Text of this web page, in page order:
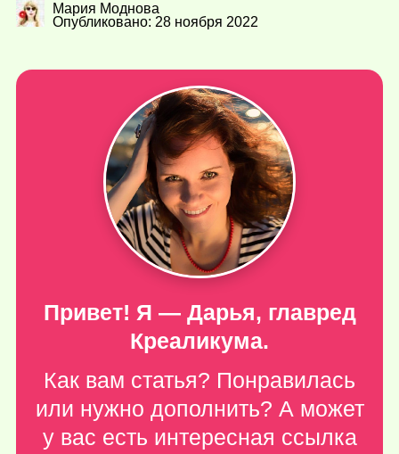
Мария Моднова
Опубликовано: 28 ноября 2022
Привет! Я — Дарья, главред
Креаликума.
Как вам статья? Понравилась
или нужно дополнить? А может
у вас есть интересная ссылка